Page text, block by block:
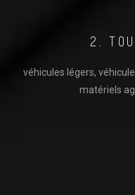
2.
véhicules légers,
matériels